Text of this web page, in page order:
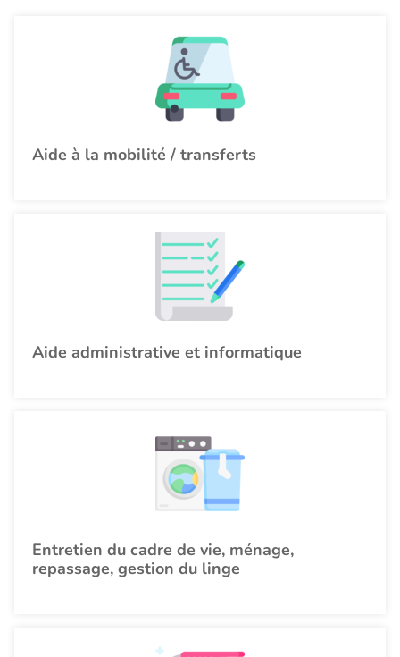
Aide à la mobilité / transferts
Aide administrative et informatique
Entretien du cadre de vie, ménage,
repassage, gestion du linge